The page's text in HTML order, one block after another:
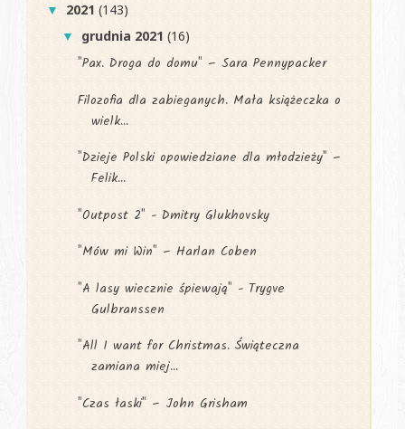
▼ 2021(143)
▼ grudnia 2021(16)
"Pax. Droga do domu" – Sara Pennypacker
Filozofia dla zabieganych. Mała książeczka o
wielk...
"Dzieje Polski opowiedziane dla młodzieży" –
Felik...
"Outpost 2" - Dmitry Glukhovsky
"Mów mi Win" – Harlan Coben
"A lasy wiecznie śpiewają" - Trygve
Gulbranssen
"All I want for Christmas. Świąteczna
zamiana miej...
"Czas łaski" – John Grisham